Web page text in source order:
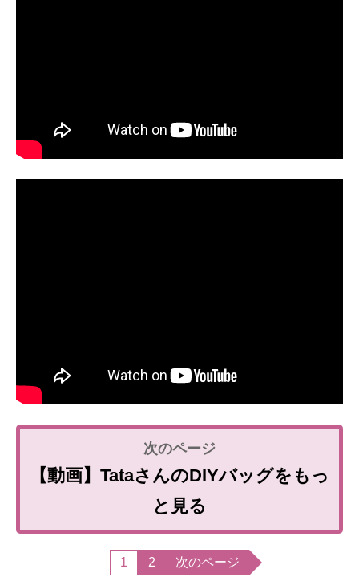
【動画】TataさんのDIYバッグをもっ
と見る
1 2 次のページ